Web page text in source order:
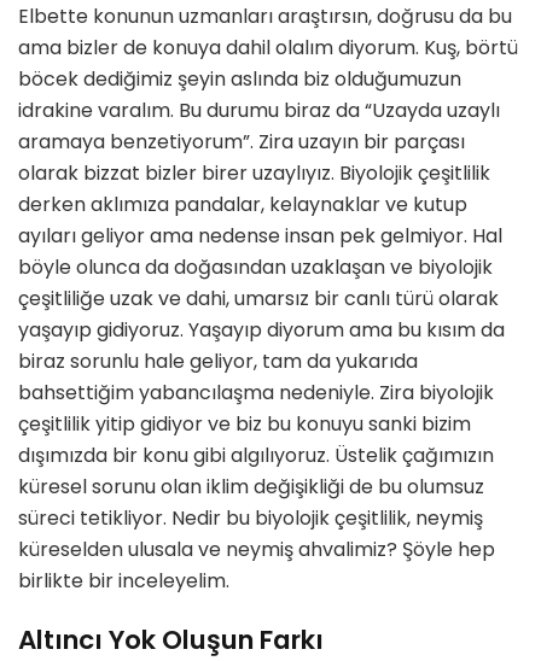
Elbette konunun uzmanları araştırsın, doğrusu da bu
ama bizler de konuya dahil olalım diyorum. Kuş, börtü
böcek dediğimiz şeyin aslında biz olduğumuzun
idrakine varalım. Bu durumu biraz da “Uzayda uzaylı
aramaya benzetiyorum”. Zira uzayın bir parçası
olarak bizzat bizler birer uzaylıyız. Biyolojik çeşitlilik
derken aklımıza pandalar, kelaynaklar ve kutup
ayıları geliyor ama nedense insan pek gelmiyor. Hal
böyle olunca da doğasından uzaklaşan ve biyolojik
çeşitliliğe uzak ve dahi, umarsız bir canlı türü olarak
yaşayıp gidiyoruz. Yaşayıp diyorum ama bu kısım da
biraz sorunlu hale geliyor, tam da yukarıda
bahsettiğim yabancılaşma nedeniyle. Zira biyolojik
çeşitlilik yitip gidiyor ve biz bu konuyu sanki bizim
dışımızda bir konu gibi algılıyoruz. Üstelik çağımızın
küresel sorunu olan iklim değişikliği de bu olumsuz
süreci tetikliyor. Nedir bu biyolojik çeşitlilik, neymiş
küreselden ulusala ve neymiş ahvalimiz? Şöyle hep
birlikte bir inceleyelim.
Altıncı Yok Oluşun Farkı